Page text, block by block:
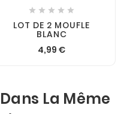
    
LOT DE 2 MOUFLE
BLANC
4,99 €
La Même